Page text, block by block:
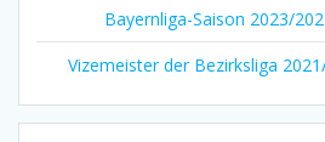
Bayernliga-Saison 2023/
Vizemeister der Bezirksliga